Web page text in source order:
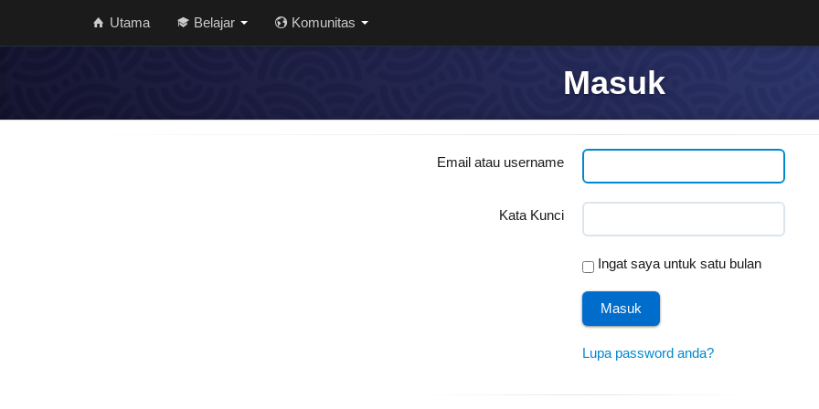
Utama Belajar Komunitas
Masuk
Email atau username
Kata Kunci
Ingat saya untuk satu bulan
Lupa password anda?